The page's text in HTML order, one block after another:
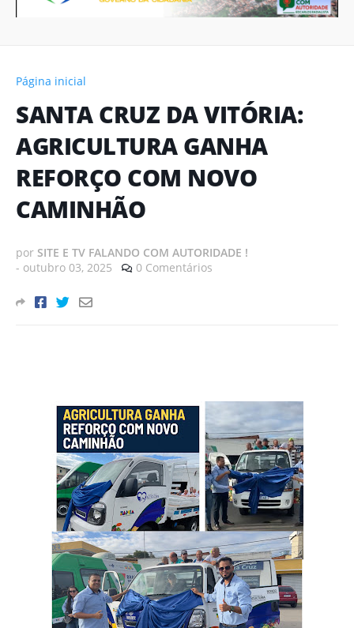
Página inicial
SANTA CRUZ DA VITÓRIA:
AGRICULTURA GANHA
REFORÇO COM NOVO
CAMINHÃO
por SITE E TV FALANDO COM AUTORIDADE !
- outubro 03, 2025 0 Comentários